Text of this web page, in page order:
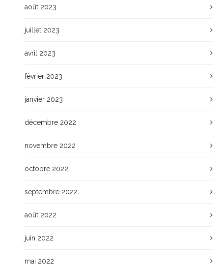
août 2023
juillet 2023
avril 2023
février 2023
janvier 2023
décembre 2022
novembre 2022
octobre 2022
septembre 2022
août 2022
juin 2022
mai 2022